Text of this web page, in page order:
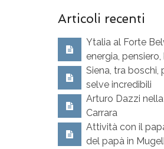
Articoli recenti
Ytalia al Forte
energia,
Siena, tra boschi,
selve incredibili
Arturo Dazzi
Carrara
Attività con il
del papà in